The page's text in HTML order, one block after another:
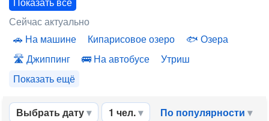
Сейчас актуально
На машине
Кипарисовое озеро
Озера
Джиппинг
На автобусе
Утриш
Показать ещё
Выбрать дату 1 чел. По популярности